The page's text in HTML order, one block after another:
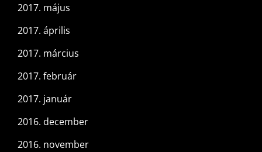
2017. május
2017. április
2017. március
2017. február
2017. január
2016. december
2016. november